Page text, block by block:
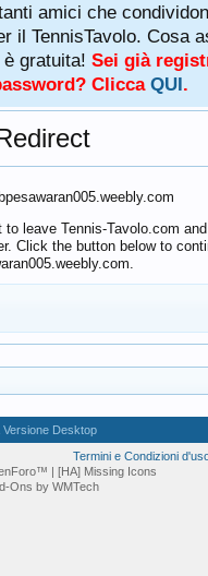
amici che
il TennisTavolo. Cosa
gratuita! Sei già
Clicca QUI.
to leave Tennis-Tavolo.com
Click the button below to
Versione Desktop
Termini e Condizioni
| [HA] Missing Icons
Ons by WMTech